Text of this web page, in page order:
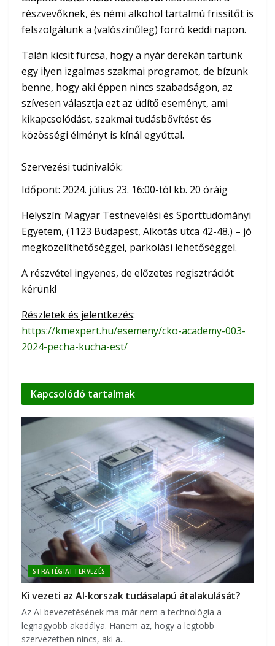
részvevőknek, és némi alkohol tartalmú frissítőt is
felszolgálunk a (valószínűleg) forró keddi napon.
Talán kicsit furcsa, hogy a nyár derekán tartunk
egy ilyen izgalmas szakmai programot, de bízunk
benne, hogy aki éppen nincs szabadságon, az
szívesen választja ezt az üdítő eseményt, ami
kikapcsolódást, szakmai tudásbővítést és
közösségi élményt is kínál egyúttal.
Szervezési tudnivalók:
Időpont: 2024. július 23. 16:00-tól kb. 20 óráig
Helyszín: Magyar Testnevelési és Sporttudományi
Egyetem, (1123 Budapest, Alkotás utca 42-48.) – jó
megközelíthetőséggel, parkolási lehetőséggel.
A részvétel ingyenes, de előzetes regisztrációt
kérünk!
Részletek és jelentkezés:
https://kmexpert.hu/esemeny/cko-academy-003-
2024-pecha-kucha-est/
Kapcsolódó tartalmak
STRATÉGIAI TERVEZÉS
Ki vezeti az AI-korszak tudásalapú átalakulását?
Az AI bevezetésének ma már nem a technológia a
legnagyobb akadálya. Hanem az, hogy a legtöbb
szervezetben nincs, aki a...